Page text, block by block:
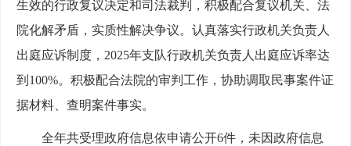
生效的行政复议决定和司法裁判，积极配合复议机关、法
院化解矛盾，实质性解决争议。认真落实行政机关负责人
出庭应诉制度，2025年支队行政机关负责人出庭应诉率达
到100%。积极配合法院的审判工作，协助调取民事案件证
据材料、查明案件事实。
全年共受理政府信息依申请公开6件，未因政府信息